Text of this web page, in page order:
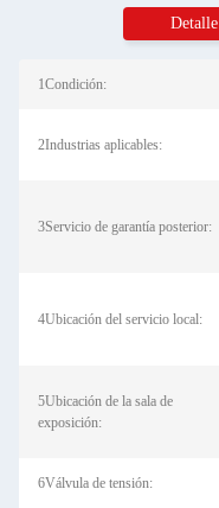
Detalle
1Condición:
2Industrias aplicables:
3Servicio de garantía posterior:
4Ubicación del servicio local:
5Ubicación de la sala de
exposición:
6Válvula de tensión: